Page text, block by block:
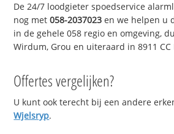
De 24/7 loodgieter spoedservice
nog met058-2037023 en we helpen u
in de gehele 058 regio en omgeving,
Wirdum, Grou en uiteraard in 8911 CC
Offertes vergelijken?
U kunt ook terecht bij een andere
Wjelsryp.